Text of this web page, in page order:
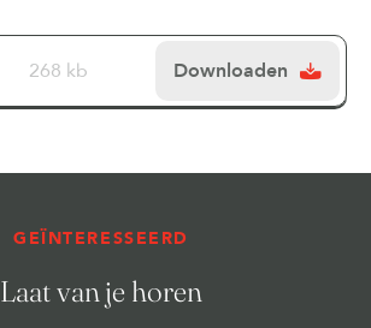
268 kb Downloaden
GEÏNTERESSEERD
Laat van je horen